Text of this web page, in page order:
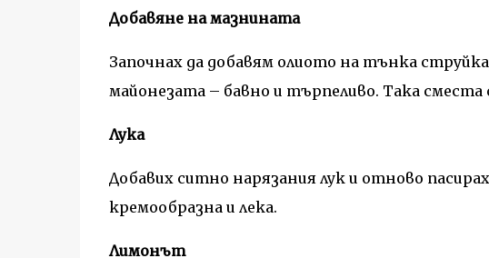
Добавяне на мазнината
Започнах да добавям олиото на тънка
майонезата – бавно и търпеливо. Така сместа
Лука
Добавих ситно нарязания лук и отново
кремообразна и лека.
Лимонът